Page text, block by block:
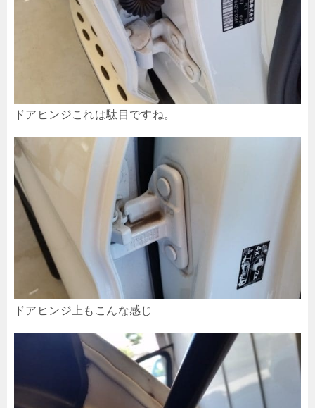
ドアヒンジこれは駄目ですね。
ドアヒンジ上もこんな感じ